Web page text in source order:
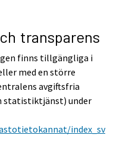
transparens
finns tillgängliga i
med en större
avgiftsfria
statistiktjänst) under
index_sv